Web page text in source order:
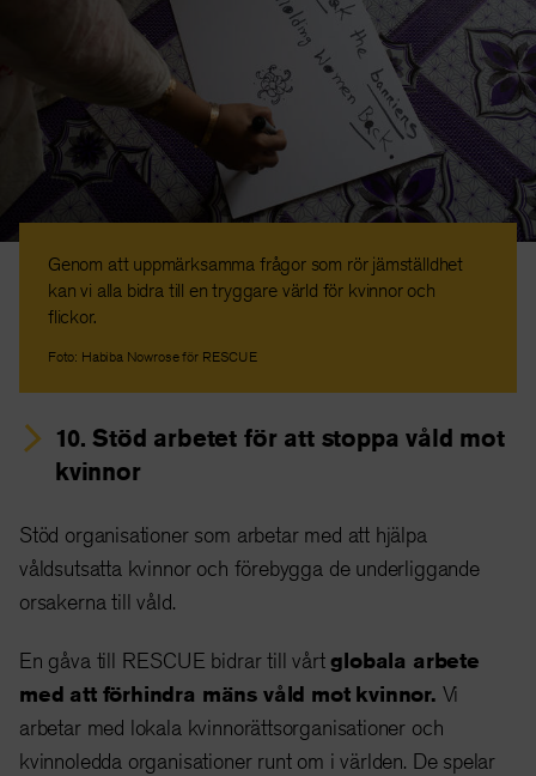
Genom att uppmärksamma frågor som rör jämställdhet
kan vi alla bidra till en tryggare värld för kvinnor och
flickor.
Foto: Habiba Nowrose för RESCUE
10.Stöd arbetet för att stoppa våld mot
kvinnor
Stöd organisationer som arbetar med att hjälpa
våldsutsatta kvinnor och förebygga de underliggande
orsakerna till våld.
En gåva till RESCUE bidrar till vårtglobala arbete
med att förhindra mäns våld mot kvinnor. Vi
arbetar med lokala kvinnorättsorganisationer och
kvinnoledda organisationer runt om i världen. De spelar